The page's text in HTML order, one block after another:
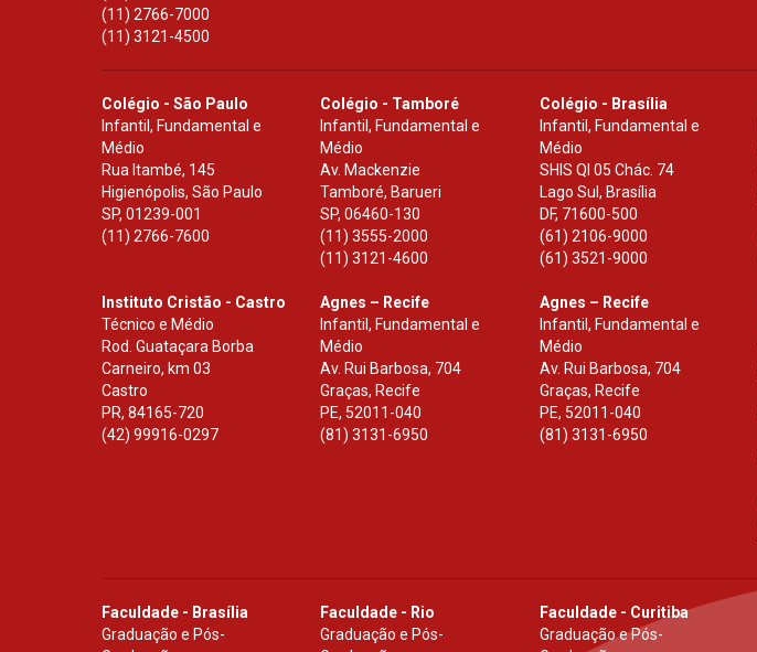
(11) 2766-7000
(11) 3121-4500
Colégio - São Paulo
Infantil, Fundamental e
Médio
Rua Itambé, 145
Higienópolis, São Paulo
SP, 01239-001
(11) 2766-7600
Colégio - Tamboré
Infantil, Fundamental e
Médio
Av. Mackenzie
Tamboré, Barueri
SP,06460-130
(11) 3555-2000
(11) 3121-4600
Colégio - Brasília
Infantil, Fundamental e
Médio
SHIS Ql 05 Chác. 74
Lago Sul, Brasília
DF, 71600-500
(61) 2106-9000
(61) 3521-9000
Instituto Cristão - Castro
Técnico e Médio
Rod. Guataçara Borba
Carneiro, km 03
Castro
PR, 84165-720
(42) 99916-0297
Agnes – Recife
Infantil, Fundamental e
Médio
Av. Rui Barbosa, 704
Graças, Recife
PE, 52011-040
(81) 3131-6950
Agnes – Recife
Infantil, Fundamental e
Médio
Av. Rui Barbosa, 704
Graças, Recife
PE, 52011-040
(81) 3131-6950
Faculdade - Brasília
Graduação e Pós-
Faculdade - Rio
Graduação e Pós-
Faculdade - Curitiba
Graduação e Pós-